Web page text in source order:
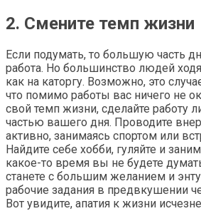
2. Смените темп жизни
Если подумать, то большую часть
работа. Но большинство людей
как на каторгу. Возможно, это
что помимо работы вас ничего не
свой темп жизни, сделайте работу
частью вашего дня. Проводите
активно, занимаясь спортом или
Найдите себе хобби, гуляйте и
какое-то время вы не будете
станете с большим желанием и
рабочие задания в предвкушении
Вот увидите, апатия к жизни